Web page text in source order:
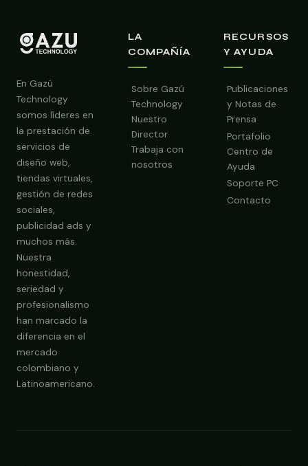
En Gazú
Technology
somos líderes en
la prestación de
servicios de
diseño web,
tiendas virtuales,
gestión de redes
sociales,
publicidad ads y
muchos más.
Nuestra
honestidad,
seriedad y
profesionalismo
han marcado la
diferencia en el
mercado
colombiano y
Latinoamericano.
LA
COMPAÑÍA
Sobre Gazú
Technology
Nuestro
Director
Trabaja con
nosotros
RECURSOS
Y AYUDA
Publicaciones
y Notas de
Prensa
Portafolio
Centro de
Ayuda
Soporte PC
Contacto